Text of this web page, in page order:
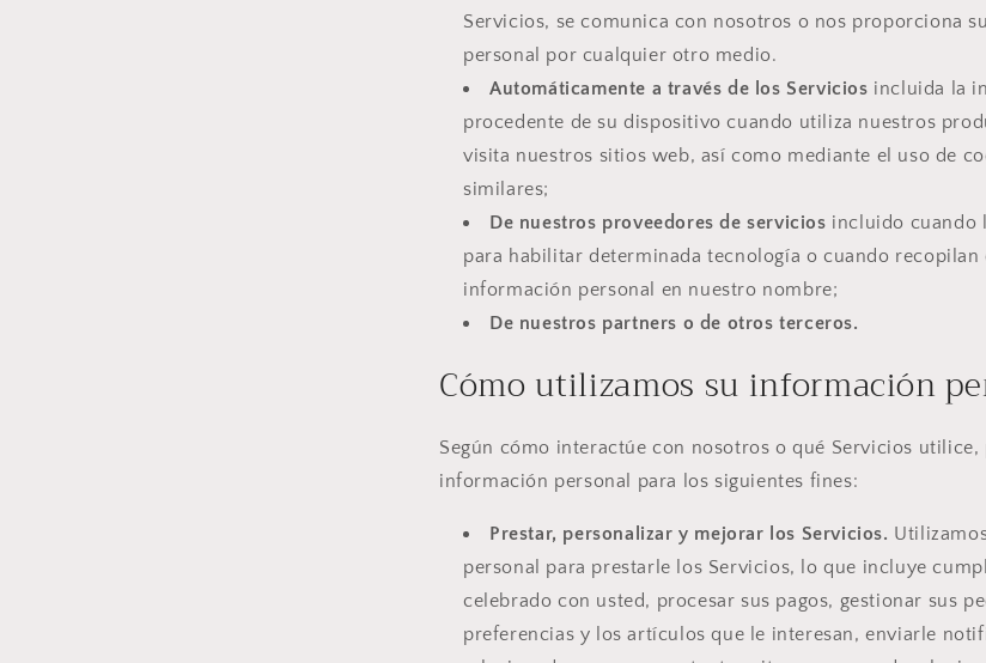
Servicios, se comunica con nosotros o nos proporciona
personal por cualquier otro medio.
Automáticamente a través de los Servicios incluida la
procedente de su dispositivo cuando utiliza nuestros
visita nuestros sitios web, así como mediante el uso de
similares;
De nuestros proveedores de servicios incluido cuando
para habilitar determinada tecnología o cuando recopilan
información personal en nuestro nombre;
De nuestros partners o de otros terceros.
Cómo utilizamos su información
Según cómo interactúe con nosotros o qué Servicios
información personal para los siguientes fines:
Prestar, personalizar y mejorar los Servicios.
personal para prestarle los Servicios, lo que incluye
celebrado con usted, procesar sus pagos, gestionar sus
preferencias y los artículos que le interesan, enviarle